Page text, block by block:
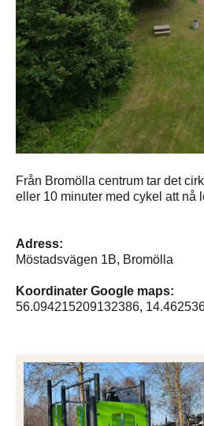
Från Bromölla centrum tar det
eller 10 minuter med cykel att nå
Adress:
Möstadsvägen 1B, Bromölla
Koordinater Google maps:
56.094215209132386,